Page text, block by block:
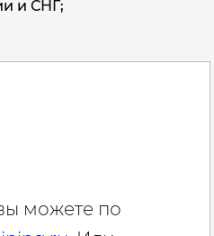
и СНГ;
можете по